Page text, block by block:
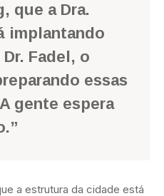
que a Dra.
implantando
Fadel, o
essas
gente espera
a estrutura da cidade está